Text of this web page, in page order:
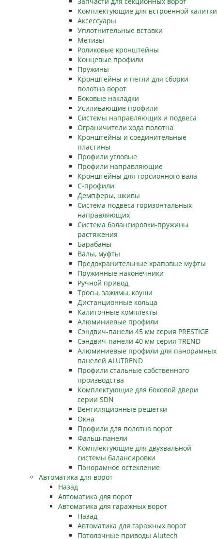
Комплектующие для встроенной калитки
Аксессуары
Уплотнительные вставки
Метизы
Роликовые кронштейны
Концевые профили
Пружины
Кронштейны и петли для сборки
полотна ворот
Боковые накладки
Усиливающие профили
Системы направляющих и подвеса
Ограничители хода полотна
Кронштейны и соединительные
пластины
Профили угловые
Профили направляющие
Кронштейны для торсионного вала
С-профили
Демпферы, шкивы
Система подвеса горизонтальных
направляющих
Система балансировки-пружины
растяжения
Барабаны
Валы, муфты
Предохранительные храповые муфты
Пружинные наконечники
Ручной привод
Тросы, зажимы, коуши
Дистанционные кольца
Калиточные комплекты
Алюминиевые профили
Сэндвич-панели 45 мм серия PRESTIGE
Сэндвич-панели 40 мм серия TREND
Алюминиевые профили для панорамных
панелей ALUTREND
Профили стальные собственного
производства
Комплектующие для боковой двери
серии SDN
Вентиляционные решетки
Окна
Профили для полотна ворот
Фальш-панели
Комплектующие для двухвальной
системы балансировки
Панорамное остекление
Автоматика для ворот
Назад
Автоматика для ворот
Автоматика для гаражных ворот
Назад
Автоматика для гаражных ворот
Потолочные приводы Alutech